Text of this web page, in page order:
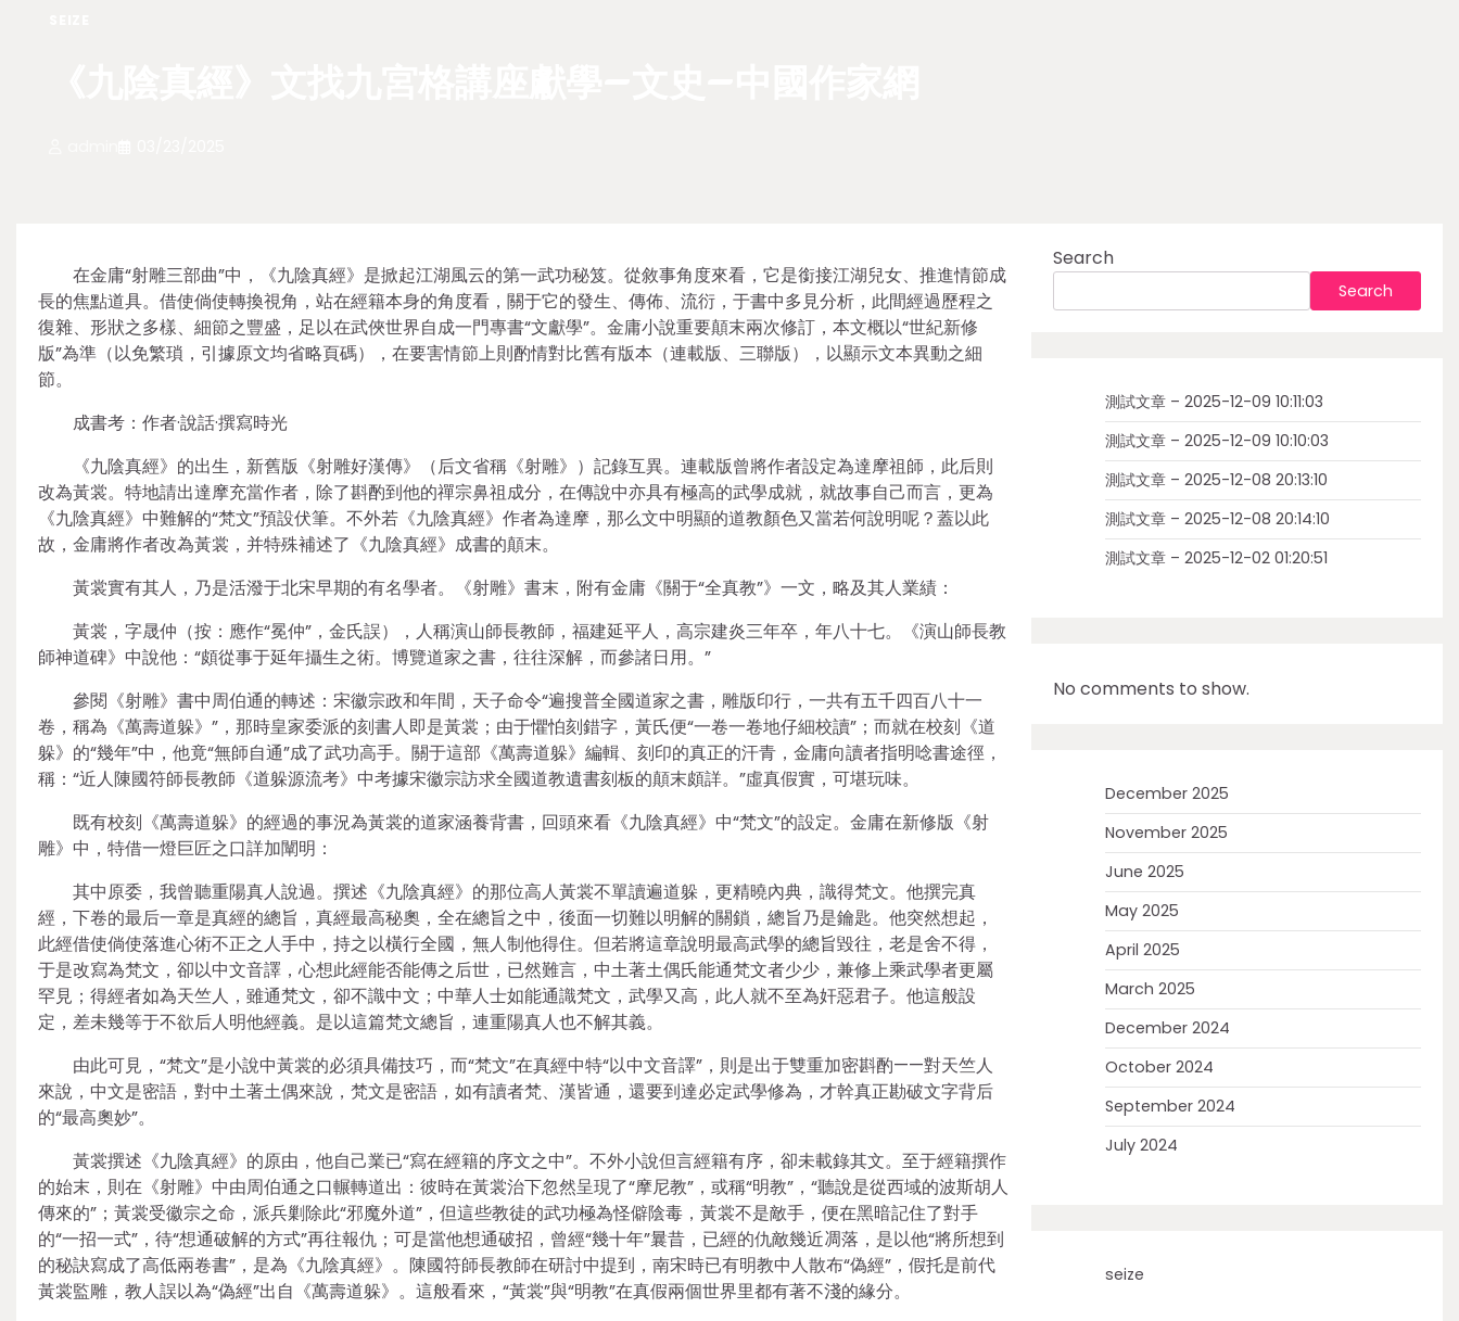
在金庸“射雕三部曲”中，《九陰真經》是掀起江湖風云的第一武功秘笈。從敘事角度來看，它是銜接江湖兒女、推進情節成
長的焦點道具。借使倘使轉換視角，站在經籍本身的角度看，關于它的發生、傳佈、流衍，于書中多見分析，此間經過歷程之
復雜、形狀之多樣、細節之豐盛，足以在武俠世界自成一門專書“文獻學”。金庸小說重要顛末兩次修訂，本文概以“世紀新修
版”為準（以免繁瑣，引據原文均省略頁碼），在要害情節上則酌情對比舊有版本（連載版、三聯版），以顯示文本異動之細
節。
成書考：作者·說話·撰寫時光
《九陰真經》的出生，新舊版《射雕好漢傳》（后文省稱《射雕》）記錄互異。連載版曾將作者設定為達摩祖師，此后則
改為黃裳。特地請出達摩充當作者，除了斟酌到他的禪宗鼻祖成分，在傳說中亦具有極高的武學成就，就故事自己而言，更為
《九陰真經》中難解的“梵文”預設伏筆。不外若《九陰真經》作者為達摩，那么文中明顯的道教顏色又當若何說明呢？蓋以此
故，金庸將作者改為黃裳，并特殊補述了《九陰真經》成書的顛末。
黃裳實有其人，乃是活潑于北宋早期的有名學者。《射雕》書末，附有金庸《關于“全真教”》一文，略及其人業績：
黃裳，字晟仲（按：應作“冕仲”，金氏誤），人稱演山師長教師，福建延平人，高宗建炎三年卒，年八十七。《演山師長教
師神道碑》中說他：“頗從事于延年攝生之術。博覽道家之書，往往深解，而參諸日用。”
參閱《射雕》書中周伯通的轉述：宋徽宗政和年間，天子命令“遍搜普全國道家之書，雕版印行，一共有五千四百八十一
卷，稱為《萬壽道躲》”，那時皇家委派的刻書人即是黃裳；由于懼怕刻錯字，黃氏便“一卷一卷地仔細校讀”；而就在校刻《道
躲》的“幾年”中，他竟“無師自通”成了武功高手。關于這部《萬壽道躲》編輯、刻印的真正的汗青，金庸向讀者指明唸書途徑，
稱：“近人陳國符師長教師《道躲源流考》中考據宋徽宗訪求全國道教遺書刻板的顛末頗詳。”虛真假實，可堪玩味。
既有校刻《萬壽道躲》的經過的事況為黃裳的道家涵養背書，回頭來看《九陰真經》中“梵文”的設定。金庸在新修版《射
雕》中，特借一燈巨匠之口詳加闡明：
其中原委，我曾聽重陽真人說過。撰述《九陰真經》的那位高人黃裳不單讀遍道躲，更精曉內典，識得梵文。他撰完真
經，下卷的最后一章是真經的總旨，真經最高秘奧，全在總旨之中，後面一切難以明解的關鎖，總旨乃是鑰匙。他突然想起，
此經借使倘使落進心術不正之人手中，持之以橫行全國，無人制他得住。但若將這章說明最高武學的總旨毀往，老是舍不得，
于是改寫為梵文，卻以中文音譯，心想此經能否能傳之后世，已然難言，中土著土偶氏能通梵文者少少，兼修上乘武學者更屬
罕見；得經者如為天竺人，雖通梵文，卻不識中文；中華人士如能通識梵文，武學又高，此人就不至為奸惡君子。他這般設
定，差未幾等于不欲后人明他經義。是以這篇梵文總旨，連重陽真人也不解其義。
由此可見，“梵文”是小說中黃裳的必須具備技巧，而“梵文”在真經中特“以中文音譯”，則是出于雙重加密斟酌——對天竺人
來說，中文是密語，對中土著土偶來說，梵文是密語，如有讀者梵、漢皆通，還要到達必定武學修為，才幹真正勘破文字背后
的“最高奧妙”。
黃裳撰述《九陰真經》的原由，他自己業已“寫在經籍的序文之中”。不外小說但言經籍有序，卻未載錄其文。至于經籍撰作
的始末，則在《射雕》中由周伯通之口輾轉道出：彼時在黃裳治下忽然呈現了“摩尼教”，或稱“明教”，“聽說是從西域的波斯胡人
傳來的”；黃裳受徽宗之命，派兵剿除此“邪魔外道”，但這些教徒的武功極為怪僻陰毒，黃裳不是敵手，便在黑暗記住了對手
的“一招一式”，待“想通破解的方式”再往報仇；可是當他想通破招，曾經“幾十年”曩昔，已經的仇敵幾近凋落，是以他“將所想到
的秘訣寫成了高低兩卷書”，是為《九陰真經》。陳國符師長教師在研討中提到，南宋時已有明教中人散布“偽經”，假托是前代
黃裳監雕，教人誤以為“偽經”出自《萬壽道躲》。這般看來，“黃裳”與“明教”在真假兩個世界里都有著不淺的緣分。
Search
Search
測試文章 – 2025-12-09 10:11:03
測試文章 – 2025-12-09 10:10:03
測試文章 – 2025-12-08 20:13:10
測試文章 – 2025-12-08 20:14:10
測試文章 – 2025-12-02 01:20:51
No comments to show.
December 2025
November 2025
June 2025
May 2025
April 2025
March 2025
December 2024
October 2024
September 2024
July 2024
seize